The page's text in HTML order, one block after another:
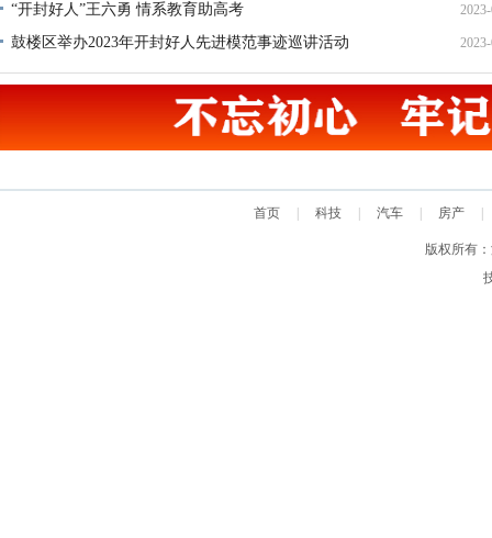
“开封好人”王六勇 情系教育助高考
鼓楼区举办2023年开封好人先进模范事迹巡讲活动
首页 科技 汽车 房产
版权所有